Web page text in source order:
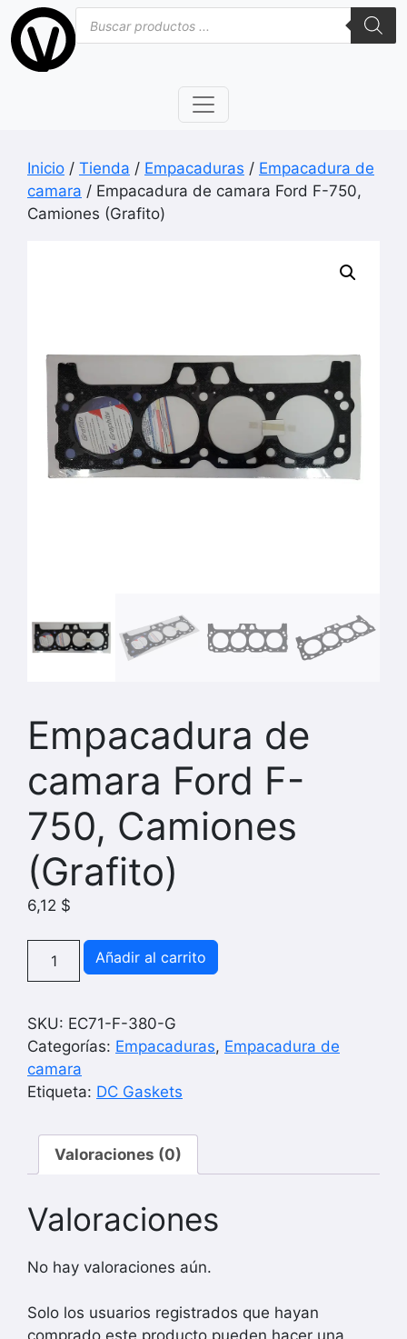
Saltar
al
contenido
Búsqueda
de
productos
Inicio / Tienda / Empacaduras / Empacadura de
camara / Empacadura de camara Ford F-750,
Camiones (Grafito)
Empacadura de
camara Ford F-
750, Camiones
(Grafito)
6,12 $
Empacadura
Ford
F-
750,
Camiones
cantidad
Añadir al carrito
SKU: EC71-F-380-G
Categorías: Empacaduras, Empacadura de
camara
Etiqueta: DC Gaskets
Valoraciones (0)
Valoraciones
No hay valoraciones aún.
Solo los usuarios registrados que hayan